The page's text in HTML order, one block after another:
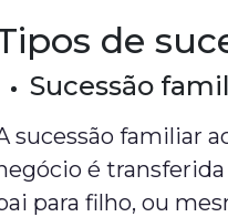
de
Sucessão
sucessão familiar
é transferida
para filho, ou